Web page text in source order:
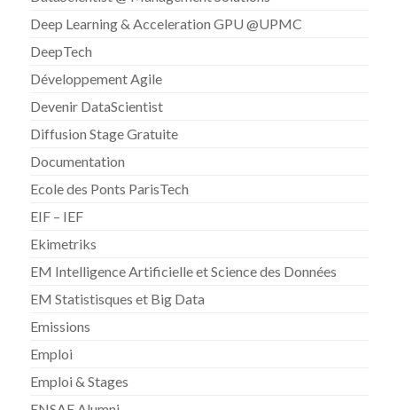
Deep Learning & Acceleration GPU @UPMC
DeepTech
Développement Agile
Devenir DataScientist
Diffusion Stage Gratuite
Documentation
Ecole des Ponts ParisTech
EIF – IEF
Ekimetriks
EM Intelligence Artificielle et Science des Données
EM Statistisques et Big Data
Emissions
Emploi
Emploi & Stages